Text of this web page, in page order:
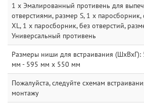
1 x Эмалированный противень для
отверстиями, размер S, 1 x паросборник,
XL, 1 x паросборник, без отверстий,
Универсальный противень
Размеры ниши для встраивания
мм - 595 мм x 550 мм
Пожалуйста, следуйте схемам
монтажу